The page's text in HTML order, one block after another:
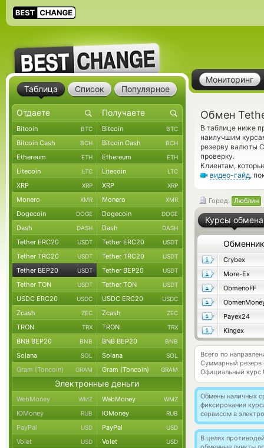
Мониторинг
Обмен
В таблице ниже
наилучшим
резерву валюты
проверку.
Клиентам,
видео-гайд,
Город: Люблин
Курсы обмена
Обменник
Crybex
More-Ex
ObmenoFF
Payex24
Kingex
Всего по
Суммарный резерв
Официальный курс
Обмены наличных
фиксирования
сервисом в
В целях
Таблица Список Популярное
Bitcoin BTC Bitcoin BTC
Bitcoin Cash BCH Bitcoin Cash BCH
Ethereum ETH Ethereum ETH
Litecoin LTC Litecoin LTC
XRP XRP XRP XRP
Monero XMR Monero XMR
Dogecoin DOGE Dogecoin DOGE
Dash DASH Dash DASH
Tether ERC20 USDT Tether ERC20 USDT
Tether TRC20 USDT Tether TRC20 USDT
Tether BEP20 USDT Tether BEP20 USDT
Tether TON USDT Tether TON USDT
USDC ERC20 USDC USDC ERC20 USDC
Zcash ZEC Zcash ZEC
TRON TRX TRON TRX
BNB BEP20 BNB BNB BEP20 BNB
Solana SOL Solana SOL
Gram (Toncoin) GRAM Gram (Toncoin) GRAM
Электронные деньги
WebMoney WMZ WebMoney WMZ
ЮMoney RUB ЮMoney RUB
PayPal USD PayPal USD
Volet USD Volet USD